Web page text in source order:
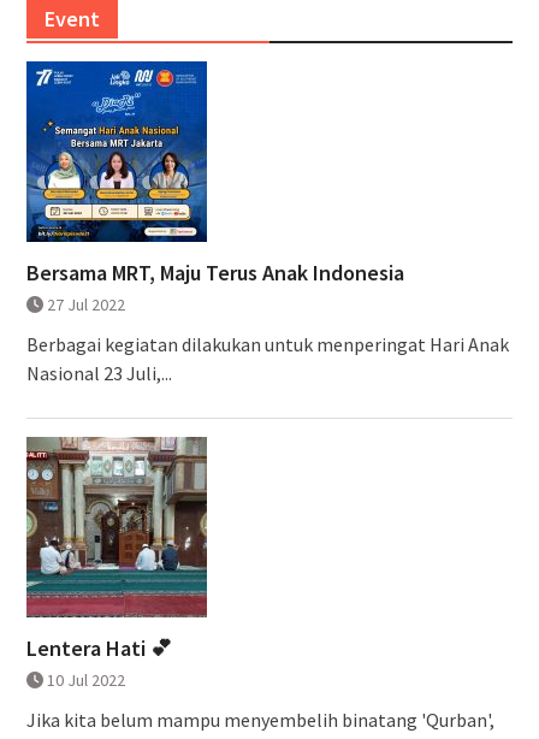
Event
Bersama MRT, Maju Terus Anak Indonesia
27 Jul 2022
Berbagai kegiatan dilakukan untuk menperingat Hari Anak
Nasional 23 Juli,...
Lentera Hati 💕
10 Jul 2022
Jika kita belum mampu menyembelih binatang 'Qurban',